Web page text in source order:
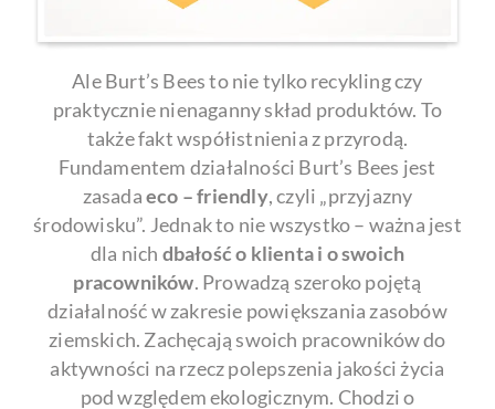
Ale Burt’s Bees to nie tylko recykling czy
praktycznie nienaganny skład produktów. To
także fakt współistnienia z przyrodą.
Fundamentem działalności Burt’s Bees jest
zasadaeco – friendly, czyli „przyjazny
środowisku”. Jednak to nie wszystko – ważna jest
dla nich dbałość o klienta i o swoich
pracowników. Prowadzą szeroko pojętą
działalność w zakresie powiększania zasobów
ziemskich. Zachęcają swoich pracowników do
aktywności na rzecz polepszenia jakości życia
pod względem ekologicznym. Chodzi o